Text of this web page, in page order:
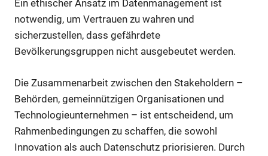
Ein ethischer Ansatz im Datenmanagement ist
notwendig, um Vertrauen zu wahren und
sicherzustellen, dass gefährdete
Bevölkerungsgruppen nicht ausgebeutet werden.
Die Zusammenarbeit zwischen den Stakeholdern –
Behörden, gemeinnützigen Organisationen und
Technologieunternehmen – ist entscheidend, um
Rahmenbedingungen zu schaffen, die sowohl
Innovation als auch Datenschutz priorisieren. Durch